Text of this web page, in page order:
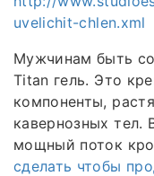
uvelichit-chlen.xml
Мужчинам быть
Titan гель. Это
компоненты,
кавернозных тел.
мощный поток
сделать чтобы